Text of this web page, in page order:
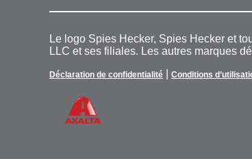
Le logo Spies Hecker, Spies Hecker et
LLC et ses filiales. Les autres marques
Déclaration de confidentialité Conditions